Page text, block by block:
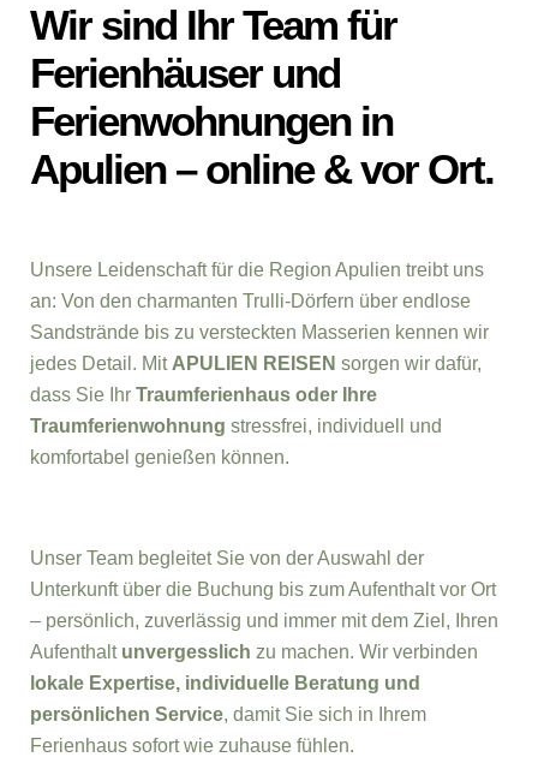
Wir sind Ihr Team für
Ferienhäuser und
Ferienwohnungen in
Apulien – online & vor Ort.
Unsere Leidenschaft für die Region Apulien treibt uns
an: Von den charmanten Trulli-Dörfern über endlose
Sandstrände bis zu versteckten Masserien kennen wir
jedes Detail. Mit APULIEN REISEN sorgen wir dafür,
dass Sie Ihr Traumferienhaus oder Ihre
Traumferienwohnung stressfrei, individuell und
komfortabel genießen können.
Unser Team begleitet Sie von der Auswahl der
Unterkunft über die Buchung bis zum Aufenthalt vor Ort
– persönlich, zuverlässig und immer mit dem Ziel, Ihren
Aufenthalt unvergesslich zu machen. Wir verbinden
lokale Expertise, individuelle Beratung und
persönlichen Service, damit Sie sich in Ihrem
Ferienhaus sofort wie zuhause fühlen.